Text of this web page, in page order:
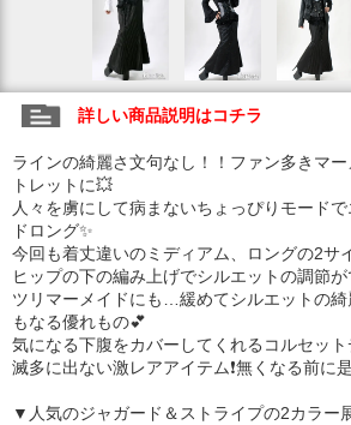
詳しい商品説明はコチラ
ラインの綺麗さ文句なし！！ファン多きマ
トレットに💥
人々を虜にして病まないちょっぴりモード
ドロング✨
今回も着丈違いのミディアム、ロングの2サ
ヒップの下の編み上げでシルエットの調節
ツリマーメイドにも…緩めてシルエットの綺
もなる優れもの💕
気になる下腹をカバーしてくれるコルセッ
滅多に出ない激レアアイテム❗無くなる前に
▼人気のジャガード＆ストライプの2カラー